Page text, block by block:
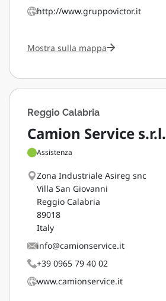
http://www.gruppovictor.it
Mostra sulla mappa
Reggio Calabria
Camion Service s.r.l.
Assistenza
Zona Industriale Asireg snc
Villa San Giovanni
Reggio Calabria
89018
Italy
info@camionservice.it
+39 0965 79 40 02
www.camionservice.it